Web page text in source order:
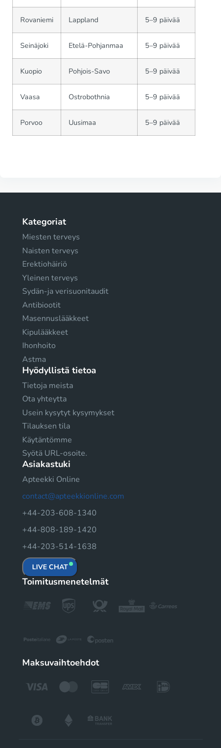
Rovaniemi Lappland 5–9 päivää
Seinäjoki Etelä-Pohjanmaa 5–9 päivää
Kuopio Pohjois-Savo 5–9 päivää
Vaasa Ostrobothnia 5–9 päivää
Porvoo Uusimaa 5–9 päivää
Kategoriat
Miesten terveys
Naisten terveys
Erektiohäiriö
Yleinen terveys
Sydän-ja verisuonitaudit
Antibiootit
Masennuslääkkeet
Kipulääkkeet
Ihonhoito
Astma
Hyödyllistä tietoa
Tietoja meista
Ota yhteytta
Usein kysytyt kysymykset
Tilauksen tila
Käytäntömme
Syötä URL-osoite.
Asiakastuki
Apteekki Online
contact@apteekkionline.com
+44-203-608-1340
+44-808-189-1420
+44-203-514-1638
LIVE CHAT
Toimitusmenetelmät
Maksuvaihtoehdot